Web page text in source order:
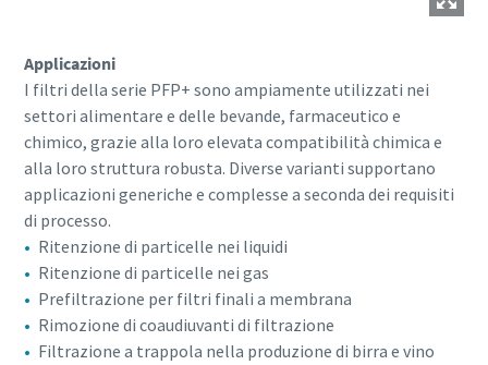
Applicazioni
I filtri della serie PFP+ sono ampiamente utilizzati nei
settori alimentare e delle bevande, farmaceutico e
chimico, grazie alla loro elevata compatibilità chimica e
alla loro struttura robusta. Diverse varianti supportano
applicazioni generiche e complesse a seconda dei requisiti
di processo.
Ritenzione di particelle nei liquidi
Ritenzione di particelle nei gas
Prefiltrazione per filtri finali a membrana
Rimozione di coaudiuvanti di filtrazione
Filtrazione a trappola nella produzione di birra e vino